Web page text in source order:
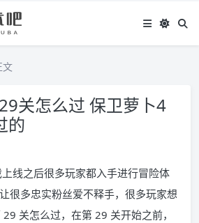
文
关怎么过 保卫萝卜4
的
线之后很多玩家都入手进行冒险体
很多忠实粉丝爱不释手，很多玩家想
关怎么过，在第 29 关开始之前，